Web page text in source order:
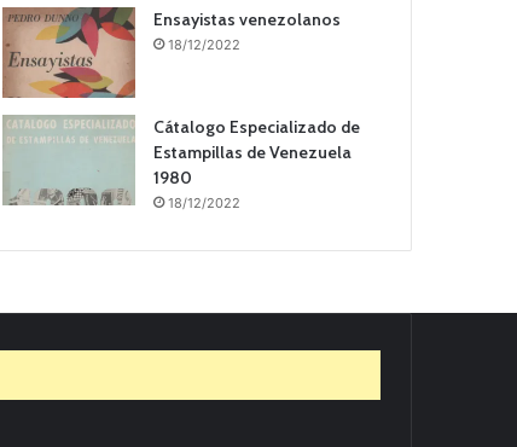
Ensayistas venezolanos
18/12/2022
Cátalogo Especializado de
Estampillas de Venezuela
1980
18/12/2022